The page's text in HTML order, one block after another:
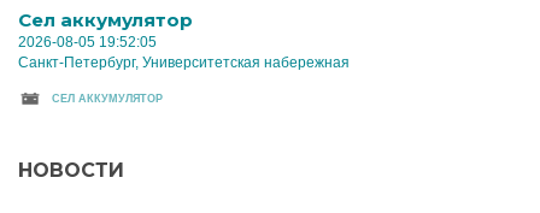
Cел аккумулятор
2026-08-05 19:52:05
Санкт-Петербург, Университетская набережная
CЕЛ АККУМУЛЯТОР
НОВОСТИ